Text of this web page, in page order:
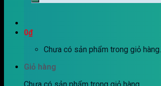
0₫
Chưa có sản phẩm trong giỏ hàng.
Giỏ hàng